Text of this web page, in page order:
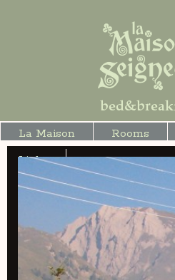
La Maison Rooms
Links